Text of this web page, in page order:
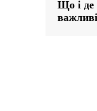
Що і де